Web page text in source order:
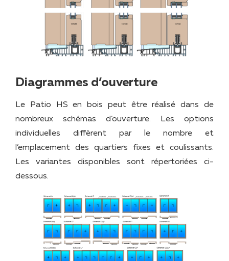
Diagrammes d’ouverture
Le Patio HS en bois peut être réalisé dans de
nombreux schémas d’ouverture. Les options
individuelles diffèrent par le nombre et
l’emplacement des quartiers fixes et coulissants.
Les variantes disponibles sont répertoriées ci-
dessous.